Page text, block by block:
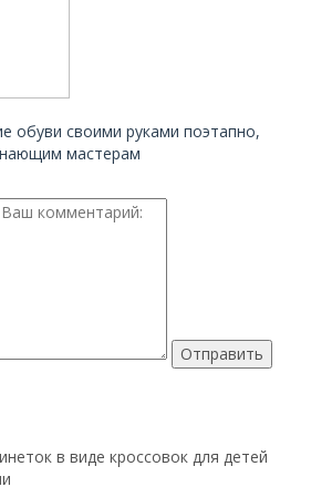
обуви своими руками поэтапно,
мастерам